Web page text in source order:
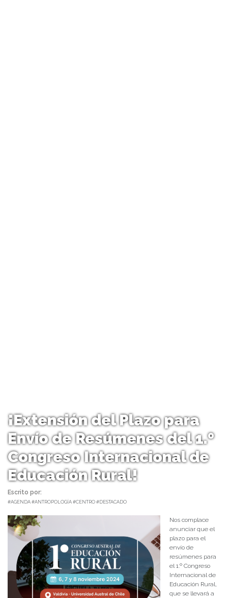
¡Extensión del Plazo para
Envío de Resúmenes del 1.º
Congreso Internacional de
Educación Rural!
Escrito por:
#AGENDA #ANTROPOLOGÍA #CENTRO #DESTACADO
Nos complace
anunciar que el
plazo para el
envío de
resúmenes para
el 1.º Congreso
Internacional de
Educación Rural,
que se llevará a